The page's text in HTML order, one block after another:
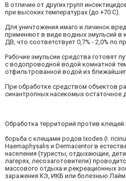
В отличие от других групп
при высоких температурах (до +70 С).
Для уничтожения имаго и личинок
применяют в виде водных эмульсий в
ДВ, что соответствует 0,7% - 2,0% по
Рабочие эмульсии средства готовят
с водопроводной водой комнатной
отфильтрованной водой из
При обработке средством объектов
синантропных насекомых остаточное
Обработка территорий против клещей:
борьба с клещами родов Ixodes (I.
Haemaphysalis и Dermacentor в
населения (туристы, отдыхающие,
лагерях, лесозаготовители)
массового отдыха и рекреационных
заражения КЭ, ИКБ или болезнью